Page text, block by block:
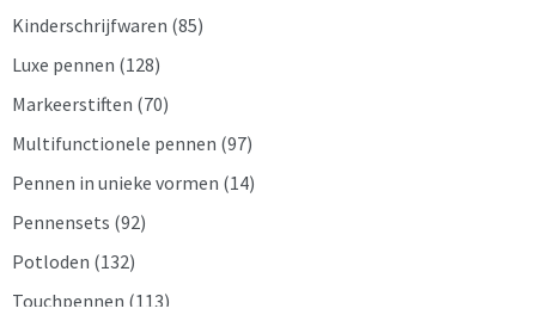
Kinderschrijfwaren (85)
Luxe pennen (128)
Markeerstiften (70)
Multifunctionele pennen (97)
Pennen in unieke vormen (14)
Pennensets (92)
Potloden (132)
Touchpennen (113)